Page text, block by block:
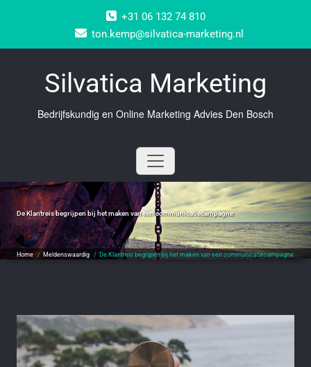
+31 06 132 74 810
ton.kemp@silvatica-marketing.nl
Silvatica Marketing
Bedrijfskundig en Online Marketing Advies Den Bosch
De Klantreis begrijpen bij het maken van een communicatiecampagne
Home / Meldenswaardig / De Klantreis begrijpen bij het maken van een communicatiecampagne